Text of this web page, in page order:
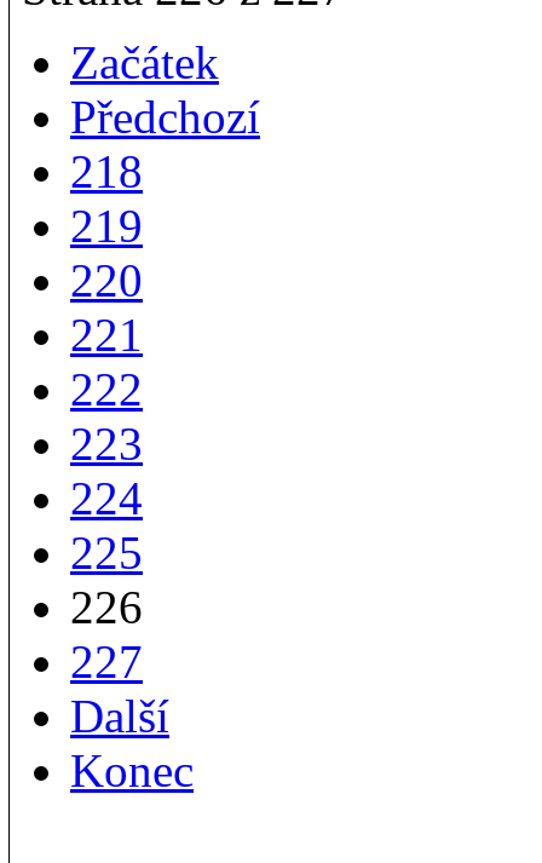
Začátek
Předchozí
218
219
220
221
222
223
224
225
226
227
Další
Konec